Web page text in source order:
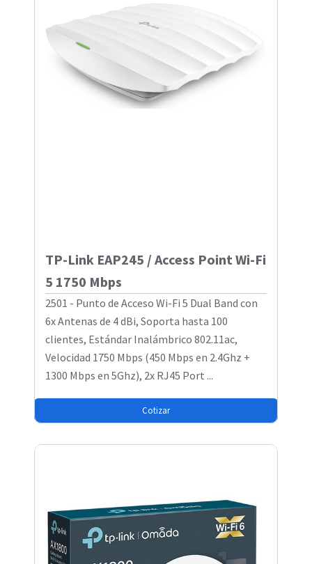
TP-Link EAP245 / Access Point Wi-Fi
5 1750 Mbps
2501 - Punto de Acceso Wi-Fi 5 Dual Band con
6x Antenas de 4 dBi, Soporta hasta 100
clientes, Estándar Inalámbrico 802.11ac,
Velocidad 1750 Mbps (450 Mbps en 2.4Ghz +
1300 Mbps en 5Ghz), 2x RJ45 Port ...
Cotizar